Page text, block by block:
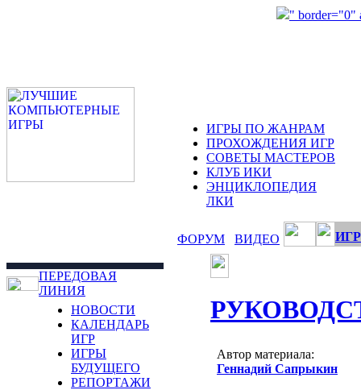
" border="0"
ИГРЫ ПО ЖАНРАМ
ПРОХОЖДЕНИЯ ИГР
СОВЕТЫ МАСТЕРОВ
КЛУБ ИКИ
ЭНЦИКЛОПЕДИЯ
ЛКИ
ФОРУМ ВИДЕО
ПЕРЕДОВАЯ
ЛИНИЯ
НОВОСТИ
КАЛЕНДАРЬ
ИГР
ИГРЫ
БУДУЩЕГО
РЕПОРТАЖИ
Автор материала:
Геннадий Сапрыкин